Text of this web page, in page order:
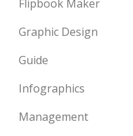
Flipbook Maker
Graphic Design
Guide
Infographics
Management